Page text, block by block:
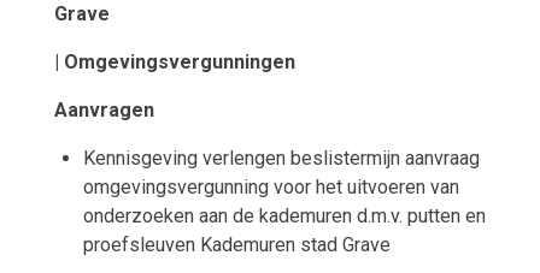
Grave
| Omgevingsvergunningen
Aanvragen
Kennisgeving verlengen beslistermijn aanvraag
omgevingsvergunning voor het uitvoeren van
onderzoeken aan de kademuren d.m.v. putten en
proefsleuven Kademuren stad Grave